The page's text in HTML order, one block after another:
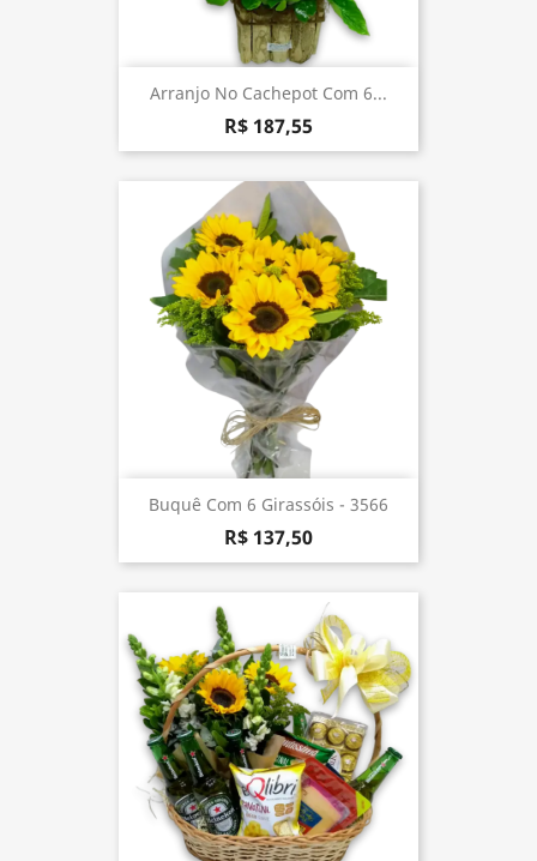
Arranjo No Cachepot Com 6...
R$ 187,55
Buquê Com 6 Girassóis - 3566
R$ 137,50